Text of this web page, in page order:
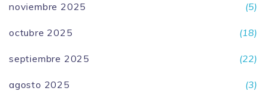
noviembre 2025 (5)
octubre 2025 (18)
septiembre 2025 (22)
agosto 2025 (3)